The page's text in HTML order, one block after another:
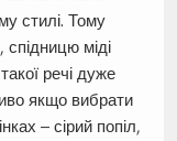
стилі. Тому
міді
речі дуже
якщо вибрати
– сірий попіл,